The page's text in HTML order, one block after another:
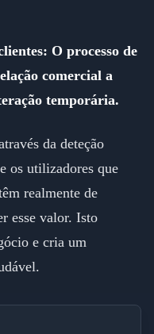
O processo de
comercial a
temporária.
da deteção
os utilizadores que
realmente de
esse valor. Isto
e cria um